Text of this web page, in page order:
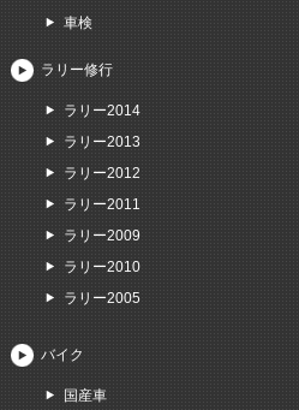
車検
ラリー修行
ラリー2014
ラリー2013
ラリー2012
ラリー2011
ラリー2009
ラリー2010
ラリー2005
バイク
国産車